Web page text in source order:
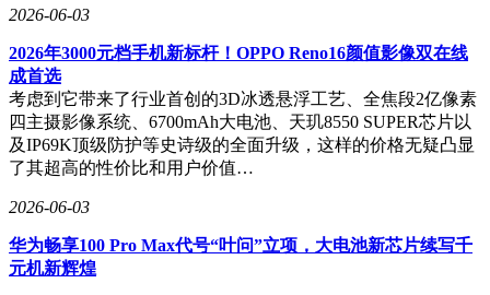
2026-06-03
2026年3000元档手机新标杆！OPPO Reno16颜值影像双在线
成首选
考虑到它带来了行业首创的3D冰透悬浮工艺、全焦段2亿像素
四主摄影像系统、6700mAh大电池、天玑8550 SUPER芯片以
及IP69K顶级防护等史诗级的全面升级，这样的价格无疑凸显
了其超高的性价比和用户价值…
2026-06-03
华为畅享100 Pro Max代号“叶问”立项，大电池新芯片续写千
元机新辉煌